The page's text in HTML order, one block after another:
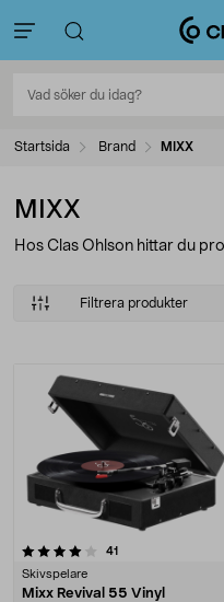
Startsida Brand MIXX
MIXX
Hos Clas Ohlson hittar du
Filtrera produkter
Produkter
41
Skivspelare
Mixx Revival 55 Vinyl
5.0 av 5 stjärnor